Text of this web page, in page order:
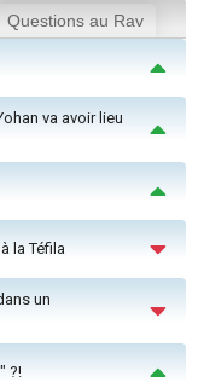
Questions au Rav
va avoir lieu
la Téfila
un
?!